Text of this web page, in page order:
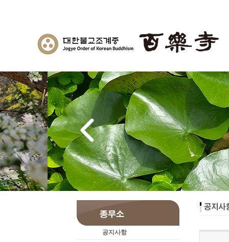
공지사항